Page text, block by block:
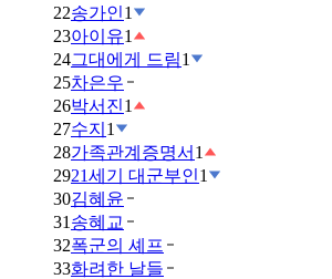
22송가인1
23아이유1
24그대에게 드림1
25차은우
26박서진1
27수지 1
28가족관계증명서 1
2921세기 대군부인1
30김혜윤
31 송혜교
32폭군의 셰프
33화려한 날들